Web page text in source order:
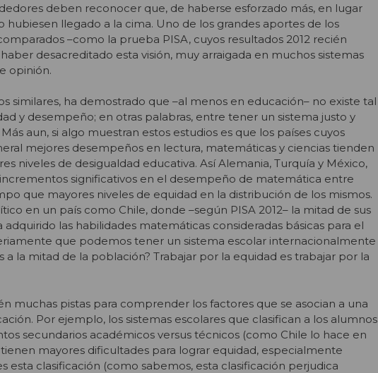
deben reconocer que, de haberse esforzado más, en lugar
hubiesen llegado a la cima. Uno de los grandes aportes de los
–como la prueba PISA, cuyos resultados 2012 recién
desacreditado esta visión, muy arraigada en muchos sistemas
opinión.
similares, ha demostrado que –al menos en educación– no existe tal
y desempeño; en otras palabras, entre tener un sistema justo y
aun, si algo muestran estos estudios es que los países cuyos
mejores desempeños en lectura, matemáticas y ciencias tienden
niveles de desigualdad educativa. Así Alemania, Turquía y México,
significativos en el desempeño de matemática entre
que mayores niveles de equidad en la distribución de los mismos.
en un país como Chile, donde –según PISA 2012– la mitad de sus
adquirido las habilidades matemáticas consideradas básicas para el
que podemos tener un sistema escolar internacionalmente
la mitad de la población? Trabajar por la equidad es trabajar por la
muchas pistas para comprender los factores que se asocian a una
Por ejemplo, los sistemas escolares que clasifican a los alumnos
secundarios académicos versus técnicos (como Chile lo hace en
mayores dificultades para lograr equidad, especialmente
esta clasificación (como sabemos, esta clasificación perjudica